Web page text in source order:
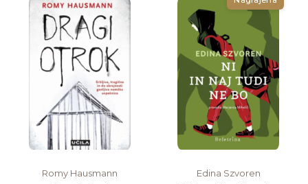
Romy Hausmann Edina Szvoren